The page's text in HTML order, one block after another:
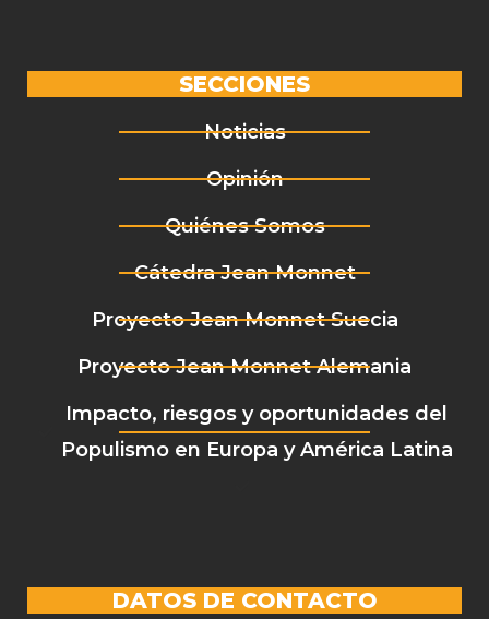
SECCIONES
Noticias
Opinión
Quiénes Somos
Cátedra Jean Monnet
Proyecto Jean Monnet Suecia
Proyecto Jean Monnet Alemania
Impacto, riesgos y oportunidades del
Populismo en Europa y América Latina
DATOS DE CONTACTO